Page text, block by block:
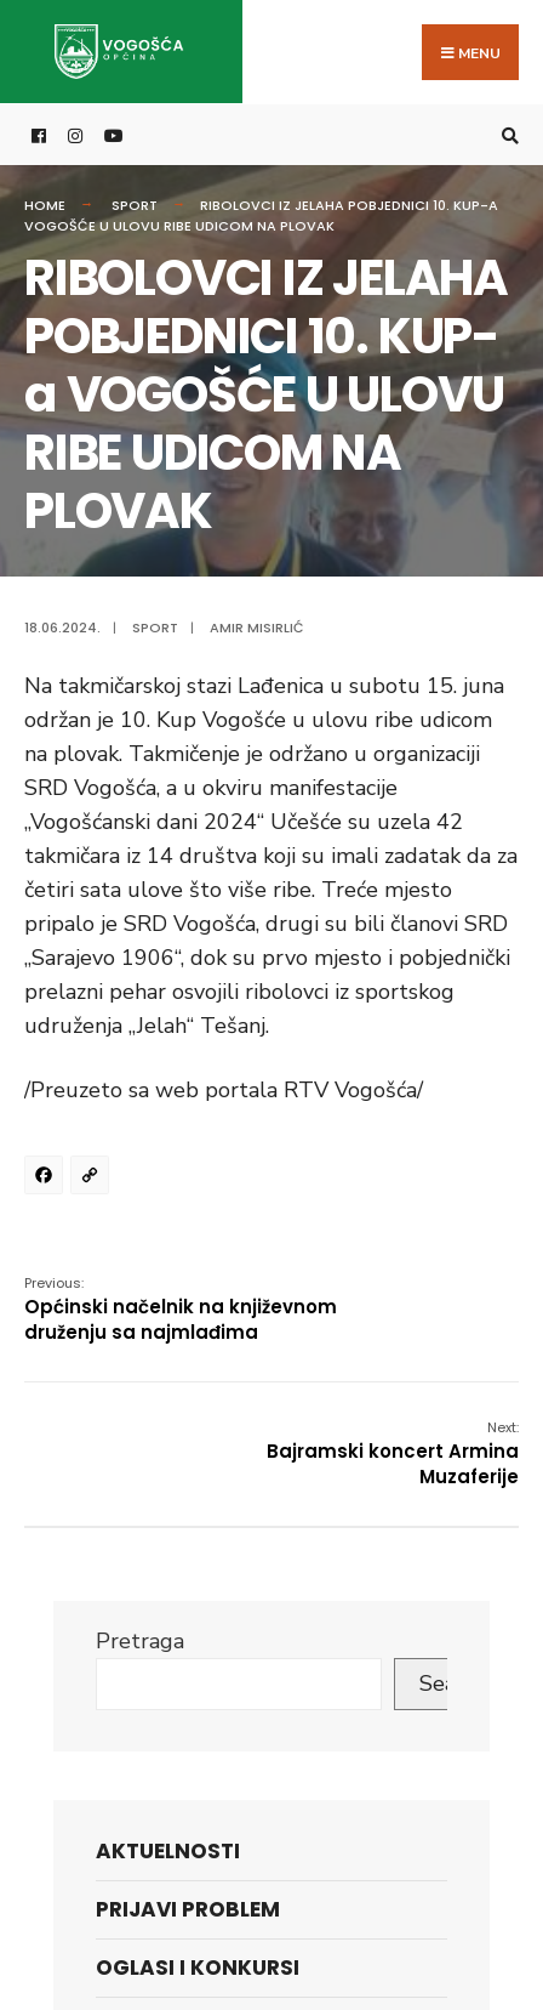
MENU
HOME SPORT
RIBOLOVCI IZ JELAHA POBJEDNICI 10. KUP-A
VOGOŠĆE U ULOVU RIBE UDICOM NA PLOVAK
RIBOLOVCI IZ JELAHA
POBJEDNICI 10. KUP-
a VOGOŠĆE U ULOVU
RIBE UDICOM NA
PLOVAK
18.06.2024. | SPORT | AMIR MISIRLIĆ
Na takmičarskoj stazi Lađenica u subotu 15. juna
održan je 10. Kup Vogošće u ulovu ribe udicom
na plovak. Takmičenje je održano u organizaciji
SRD Vogošća, a u okviru manifestacije
„Vogošćanski dani 2024“ Učešće su uzela 42
takmičara iz 14 društva koji su imali zadatak da za
četiri sata ulove što više ribe. Treće mjesto
pripalo je SRD Vogošća, drugi su bili članovi SRD
„Sarajevo 1906“, dok su prvo mjesto i pobjednički
prelazni pehar osvojili ribolovci iz sportskog
udruženja „Jelah“ Tešanj.
/Preuzeto sa web portala RTV Vogošća/
Facebook
Previous:
Općinski načelnik na književnom
druženju sa najmlađima
Next:
Bajramski koncert Armina
Muzaferije
Pretraga
Search
AKTUELNOSTI
PRIJAVI PROBLEM
OGLASI I KONKURSI
for: